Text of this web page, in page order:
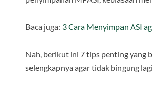
Baca juga: 3 Cara Menyimpan ASI
Nah, berikut ini 7 tips penting yang
selengkapnya agar tidak bingung